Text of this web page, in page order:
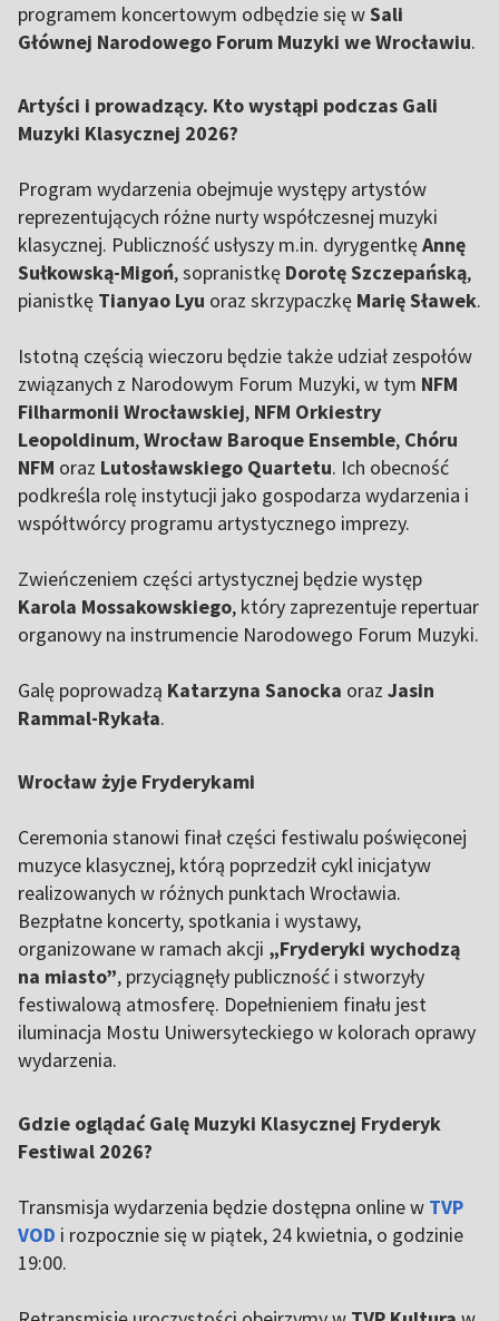
programem koncertowym odbędzie się wSali
Głównej Narodowego Forum Muzyki we Wrocławiu.
Artyści i prowadzący. Kto wystąpi podczas Gali
Muzyki Klasycznej 2026?
Program wydarzenia obejmuje występy artystów
reprezentujących różne nurty współczesnej muzyki
klasycznej. Publiczność usłyszy m.in. dyrygentkęAnnę
Sułkowską-Migoń, sopranistkę Dorotę Szczepańską,
pianistkę Tianyao Lyu oraz skrzypaczkę Marię Sławek.
Istotną częścią wieczoru będzie także udział zespołów
związanych z Narodowym Forum Muzyki, w tym NFM
Filharmonii Wrocławskiej, NFM Orkiestry
Leopoldinum,Wrocław Baroque Ensemble, Chóru
NFM oraz Lutosławskiego Quartetu. Ich obecność
podkreśla rolę instytucji jako gospodarza wydarzenia i
współtwórcy programu artystycznego imprezy.
Zwieńczeniem części artystycznej będzie występ
Karola Mossakowskiego, który zaprezentuje repertuar
organowy na instrumencie Narodowego Forum Muzyki.
Galę poprowadzą Katarzyna Sanocka oraz Jasin
Rammal-Rykała.
Wrocław żyje Fryderykami
Ceremonia stanowi finał części festiwalu poświęconej
muzyce klasycznej, którą poprzedził cykl inicjatyw
realizowanych w różnych punktach Wrocławia.
Bezpłatne koncerty, spotkania i wystawy,
organizowane w ramach akcji „Fryderyki wychodzą
na miasto”, przyciągnęły publiczność i stworzyły
festiwalową atmosferę. Dopełnieniem finału jest
iluminacja Mostu Uniwersyteckiego w kolorach oprawy
wydarzenia.
Gdzie oglądać Galę Muzyki Klasycznej Fryderyk
Festiwal 2026?
Transmisja wydarzenia będzie dostępna online w TVP
VOD i rozpocznie się w piątek, 24 kwietnia, o godzinie
19:00.